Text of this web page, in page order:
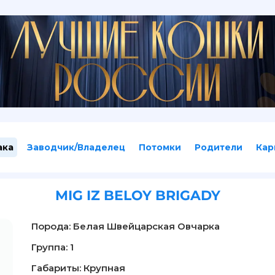
Заводчик/Владелец Потомки Родители
MIG IZ BELOY BRIGADY
Порода: Белая Швейцарская Овчарка
Группа: 1
Габариты: Крупная